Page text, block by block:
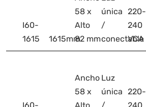
I60-
1615
1615mm
58 x
Alto
82 mm
única
/
conectable
220-
240
VCA
Ancho
58 x
Luz
única 220-